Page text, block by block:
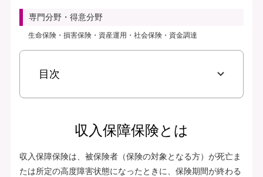
専門分野・得意分野
生命保険・損害保険・資産運用・社会保険・資金調達
目次
収入保障保険とは
収入保障保険は、被保険者（保険の対象となる方）が死亡ま
たは所定の高度障害状態になったときに、保険期間が終わる